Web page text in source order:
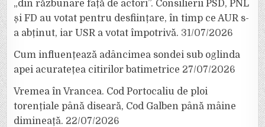
„din răzbunare față de actori”. Consilierii PSD, PNL
și FD au votat pentru desființare, în timp ce AUR s-
a abținut, iar USR a votat împotrivă. 31/07/2026
Cum influențează adâncimea sondei sub oglinda
apei acuratețea citirilor batimetrice 27/07/2026
Vremea în Vrancea. Cod Portocaliu de ploi
torențiale până diseară, Cod Galben până mâine
dimineață. 22/07/2026